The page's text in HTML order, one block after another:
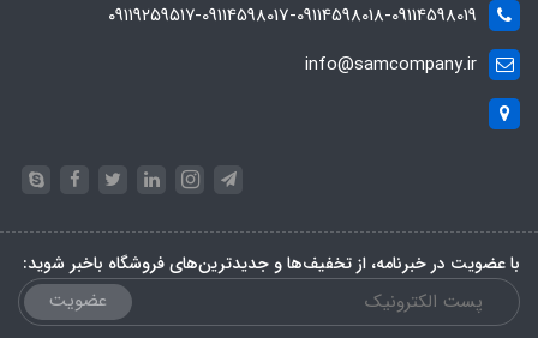
۰۹۱۱۹۲۵۹۵۱۷-09114598017-09114598018-09114598019
info@samcompany.ir
با عضویت در خبرنامه، از تخفیف‌ها و جدیدترین‌های فروشگاه باخبر شوید:
عضویت